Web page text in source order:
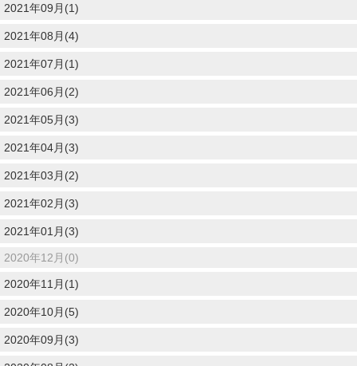
2021年09月(1)
2021年08月(4)
2021年07月(1)
2021年06月(2)
2021年05月(3)
2021年04月(3)
2021年03月(2)
2021年02月(3)
2021年01月(3)
2020年12月(0)
2020年11月(1)
2020年10月(5)
2020年09月(3)